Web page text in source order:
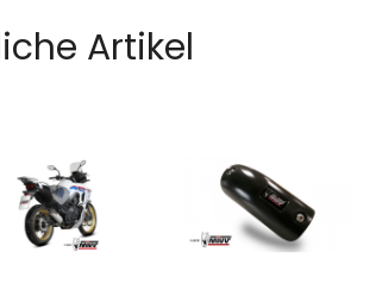
Artikel